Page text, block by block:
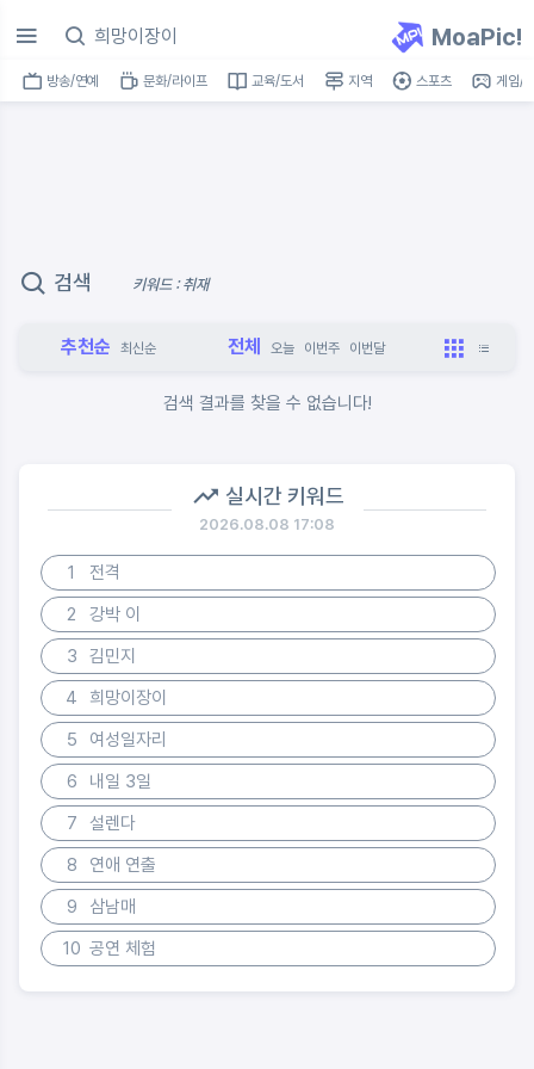
MoaPic!
방송/연예 문화/라이프 교육/도서 지역 스포츠 게임/
검색 키워드 : 취재
추천순 최신순 전체 오늘 이번주 이번달
검색 결과를 찾을 수 없습니다!
실시간 키워드
2026.08.08 17:08
1
전격
2
강박 이
3
김민지
4
희망이장이
5
여성일자리
6
내일 3일
7
설렌다
8
연애 연출
9
삼남매
10 공연 체험